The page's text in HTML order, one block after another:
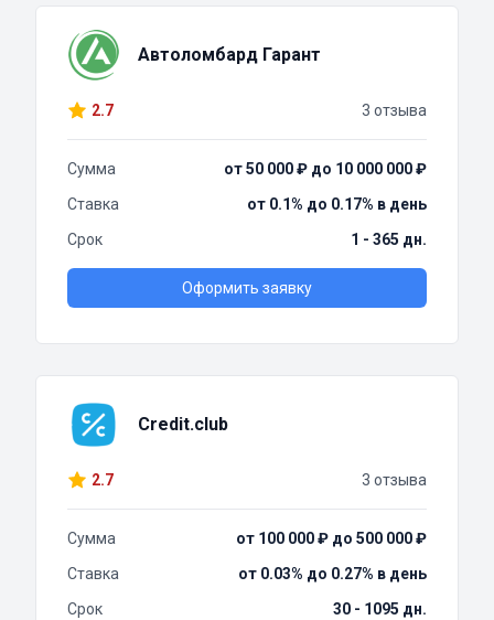
Автоломбард Гарант
2.7 3 отзыва
Сумма
от 50 000 ₽ до 10 000 000 ₽
Ставка
от 0.1% до 0.17% в день
Срок
1 - 365 дн.
Оформить заявку
Credit.club
2.7 3 отзыва
Сумма
от 100 000 ₽ до 500 000 ₽
Ставка
от 0.03% до 0.27% в день
Срок
30 - 1095 дн.